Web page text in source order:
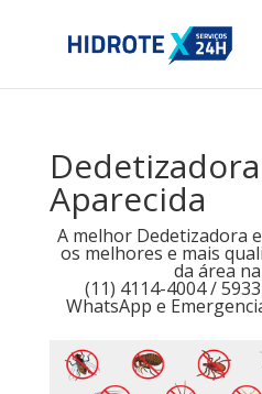
Aparecida
A melhor Dedetizadora
os melhores e mais
da área
(11) 4114-4004 /
WhatsApp e